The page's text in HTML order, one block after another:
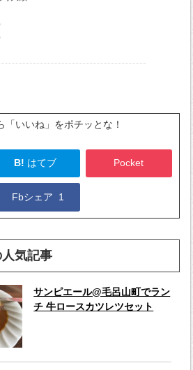
「いいね」をポチッとな！
B! はてブ Pocket
Fbシェア 1
気記事
サンピエール@毛呂山町でラン
チ 牛ロースカツレツセット